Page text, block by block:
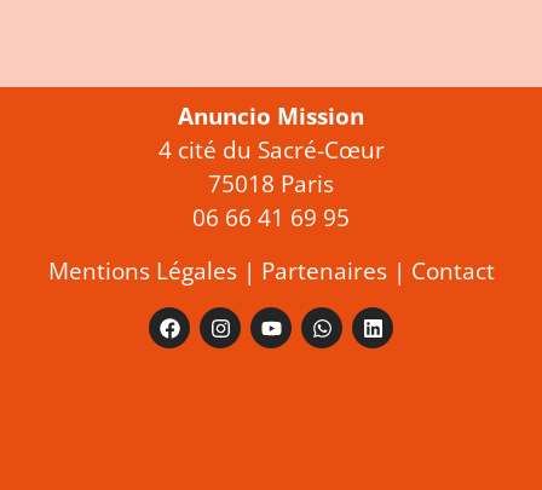
Anuncio Mission
4 cité du Sacré-Cœur
75018 Paris
06 66 41 69 95
Mentions Légales| Partenaires| Contact